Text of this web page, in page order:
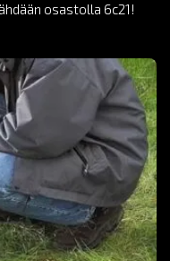
osastolla 6c21!